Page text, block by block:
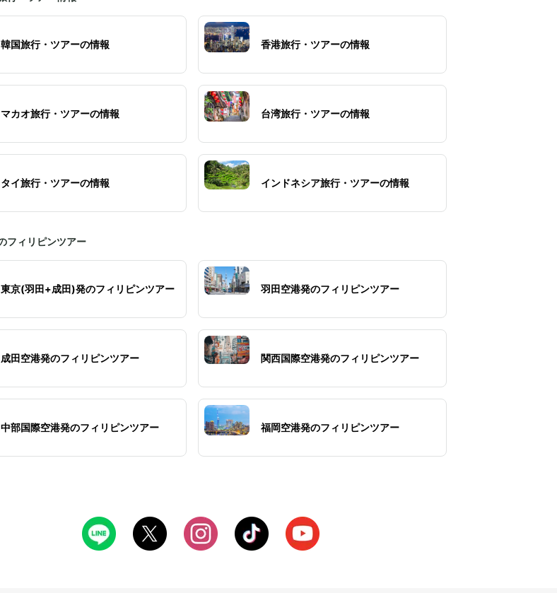
韓国旅行・ツアーの情報 香港旅行・ツアーの情報
マカオ旅行・ツアーの情報 台湾旅行・ツアーの情報
タイ旅行・ツアーの情報 インドネシア旅行・ツアーの情報
フィリピンツアー
東京(羽田+成田)発のフィリピンツアー 羽田空港発のフィリピンツアー
成田空港発のフィリピンツアー 関西国際空港発のフィリピンツアー
中部国際空港発のフィリピンツアー 福岡空港発のフィリピンツアー